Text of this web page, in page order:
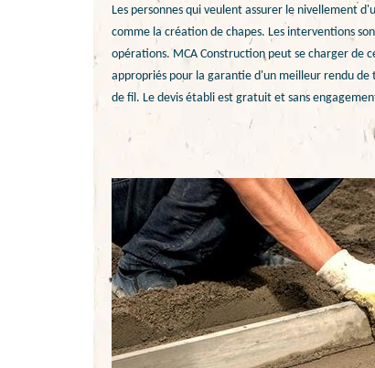
Les personnes qui veulent assurer le nivellement
comme la création de chapes. Les interventions
opérations. MCA Construction peut se charger de
appropriés pour la garantie d'un meilleur rendu de
de fil. Le devis établi est gratuit et sans